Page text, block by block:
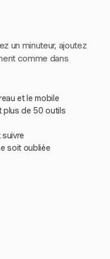
un minuteur, ajoutez
comme dans
et le mobile
plus de 50 outils
soit oubliée